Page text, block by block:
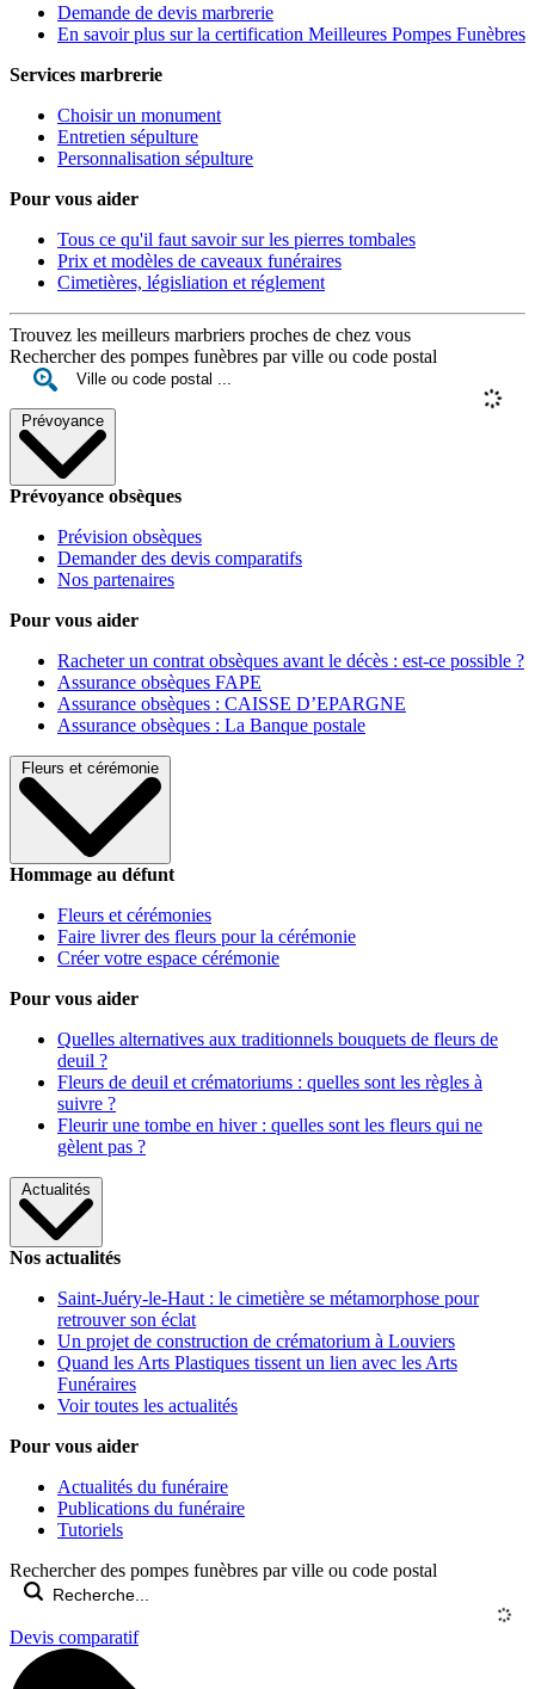
Demande de devis marbrerie
En savoir plus sur la certification Meilleures Pompes Funèbres
Services marbrerie
Choisir un monument
Entretien sépulture
Personnalisation sépulture
Pour vous aider
Tous ce qu'il faut savoir sur les pierres tombales
Prix et modèles de caveaux funéraires
Cimetières, législiation et réglement
Trouvez les meilleurs marbriers proches de chez vous
Rechercher des pompes funèbres par ville ou code postal
Prévoyance
Prévoyance obsèques
Prévision obsèques
Demander des devis comparatifs
Nos partenaires
Pour vous aider
Racheter un contrat obsèques avant le décès : est-ce possible ?
Assurance obsèques FAPE
Assurance obsèques : CAISSE D’EPARGNE
Assurance obsèques : La Banque postale
Fleurs et cérémonie
Hommage au défunt
Fleurs et cérémonies
Faire livrer des fleurs pour la cérémonie
Créer votre espace cérémonie
Pour vous aider
Quelles alternatives aux traditionnels bouquets de fleurs de
deuil ?
Fleurs de deuil et crématoriums : quelles sont les règles à
suivre ?
Fleurir une tombe en hiver : quelles sont les fleurs qui ne
gèlent pas ?
Actualités
Nos actualités
Saint-Juéry-le-Haut : le cimetière se métamorphose pour
retrouver son éclat
Un projet de construction de crématorium à Louviers
Quand les Arts Plastiques tissent un lien avec les Arts
Funéraires
Voir toutes les actualités
Pour vous aider
Actualités du funéraire
Publications du funéraire
Tutoriels
Rechercher des pompes funèbres par ville ou code postal
Devis comparatif